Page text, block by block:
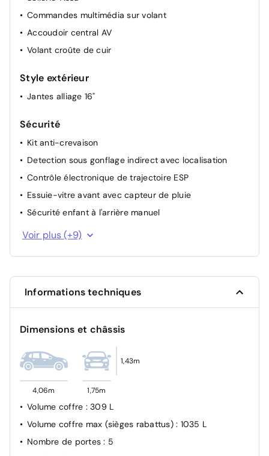
Commandes multimédia sur volant
Accoudoir central AV
Volant croûte de cuir
Style extérieur
Jantes alliage 16"
Sécurité
Kit anti-crevaison
Detection sous gonflage indirect avec localisation
Contrôle électronique de trajectoire ESP
Essuie-vitre avant avec capteur de pluie
Sécurité enfant à l'arrière manuel
Fixation ISOFIX à l'arrière
Airbag passager avant déconnectable manuellement
Système d'appel d'urgence SOS
Feu de jour
Allumage automatique des feux de croisement
Voir plus (+9)
Informations techniques
Dimensions et châssis
4,06m 1,75m
1,43m
Volume coffre : 309 L
Volume coffre max (sièges rabattus) : 1035 L
Nombre de portes: 5